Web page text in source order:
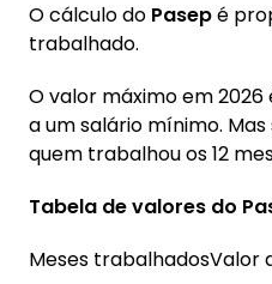
O cálculo do Pasepé
trabalhado.
O valor máximo em 2026
a um salário mínimo.
quem trabalhou os 12
Tabela de valores do
Meses trabalhadosValor